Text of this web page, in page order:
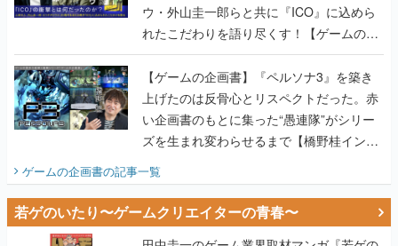
【ゲームの企画書】『ペルソナ3』を築き
上げたのは反骨心とリスペクトだった。赤
い企画書のもとに集った“愚連隊”がシリー
ズを生まれ変わらせるまで【橋野桂インタ
ビュー】
ゲームの企画書の記事一覧
若ゲのいたり〜ゲームクリエイターの青春〜
田中圭一のゲーム業界取材マンガ『若ゲの
いたり』第2巻が発売。『ポケモン』田尻
智さん、『ゼビウス』遠藤雅伸さんらの貴
重なエピソードを収録